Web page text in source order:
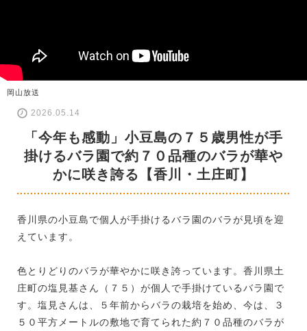
岡山放送
2026.05.14
「今年も感動」小豆島の７５歳男性が手
掛けるバラ園で約７０品種のバラが華や
かに咲き誇る【香川・土庄町】
香川県の小豆島で個人が手掛けるバラ園のバラが見頃を迎
えています。
色とりどりのバラが華やかに咲き誇っています。香川県土
庄町の塩見基さん（７５）が個人で手掛けているバラ園で
す。塩見さんは、５年前からバラの栽培を始め、今は、３
５０平方メートルの敷地で育てられた約７０品種のバラが